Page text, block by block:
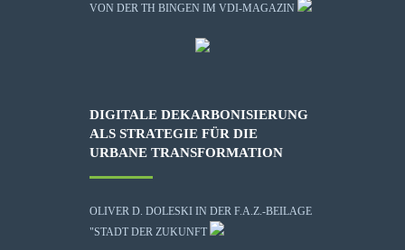
VON DER TH BINGEN IM VDI-MAGAZIN
DIGITALE DEKARBONISIERUNG
ALS STRATEGIE FÜR DIE
URBANE TRANSFORMATION
OLIVER D. DOLESKI IN DER F.A.Z.-BEILAGE
"STADT DER ZUKUNFT